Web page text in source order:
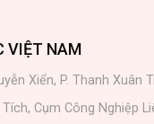
VIỆT NAM
Xiển, P. Thanh Xuân
Cụm Công Nghiệp